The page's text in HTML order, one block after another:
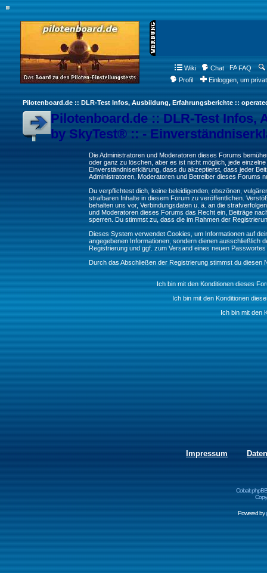
Wiki Chat FAQ
Profil
Einloggen, um
Pilotenboard.de :: DLR-Test Infos, Ausbildung, Erfahrungsberichte ::
Pilotenboard.de :: DLR-Test
by SkyTest® :: -
Die Administratoren und Moderatoren dieses Forums
oder ganz zu löschen, aber es ist nicht möglich, jede
Einverständniserklärung, dass du akzeptierst, dass jeder
Administratoren, Moderatoren und Betreiber dieses Forums
Du verpflichtest dich, keine beleidigenden, obszönen,
strafbaren Inhalte in diesem Forum zu veröffentlichen.
behalten uns vor, Verbindungsdaten u. ä. an die
und Moderatoren dieses Forums das Recht ein, Beiträge
sperren. Du stimmst zu, dass die im Rahmen der
Dieses System verwendet Cookies, um Informationen auf
angegebenen Informationen, sondern dienen ausschließlich
Registrierung und ggf. zum Versand eines neuen
Durch das Abschließen der Registrierung stimmst du diesen
Ich bin mit den Konditionen dieses
Ich bin mit den Konditionen
Ich bin mit den
Impressum
Cobalt
Powered by